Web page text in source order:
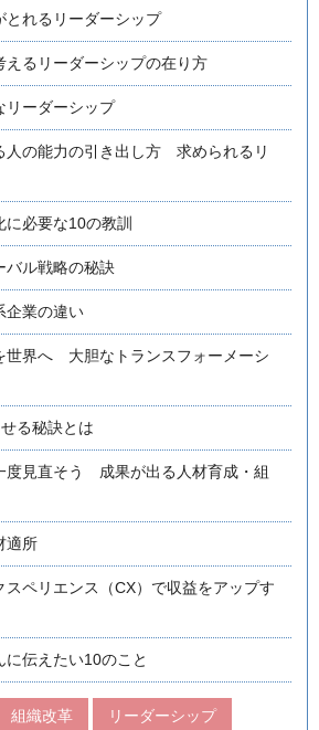
とれるリーダーシップ
えるリーダーシップの在り方
リーダーシップ
人の能力の引き出し方 求められるリ
必要な10の教訓
バル戦略の秘訣
企業の違い
世界へ 大胆なトランスフォーメーシ
る秘訣とは
度見直そう 成果が出る人材育成・組
適所
スペリエンス（CX）で収益をアップす
に伝えたい10のこと
組織改革 リーダーシップ